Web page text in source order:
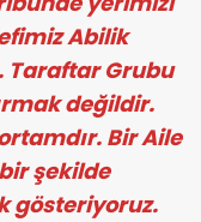
Abilik
Taraftar Grubu
değildir.
Bir Aile
şekilde
gösteriyoruz.